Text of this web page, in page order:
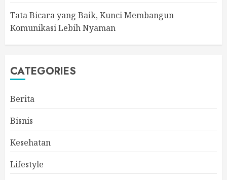
Tata Bicara yang Baik, Kunci Membangun
Komunikasi Lebih Nyaman
CATEGORIES
Berita
Bisnis
Kesehatan
Lifestyle